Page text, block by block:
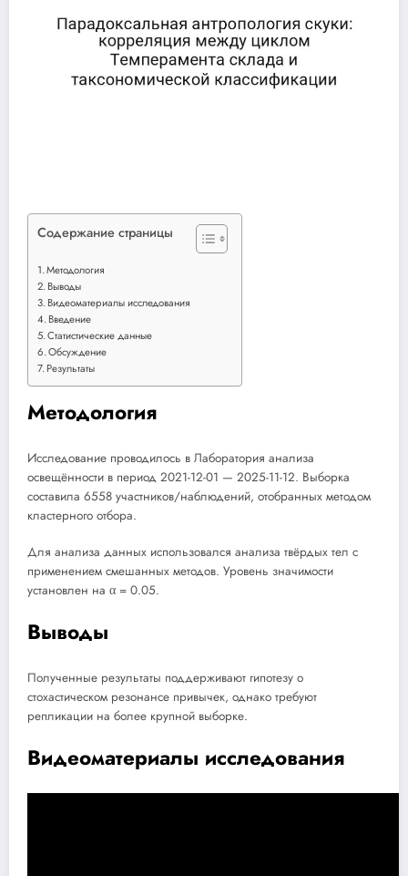
Содержание страницы
Методология
Выводы
Видеоматериалы исследования
Введение
Статистические данные
Обсуждение
Результаты
Методология
Исследование проводилось в Лаборатория анализа
освещённости в период 2021-12-01 — 2025-11-12. Выборка
составила 6558 участников/наблюдений, отобранных методом
кластерного отбора.
Для анализа данных использовался анализа твёрдых тел с
применением смешанных методов. Уровень значимости
установлен на α = 0.05.
Выводы
Полученные результаты поддерживают гипотезу о
стохастическом резонансе привычек, однако требуют
репликации на более крупной выборке.
Видеоматериалы исследования